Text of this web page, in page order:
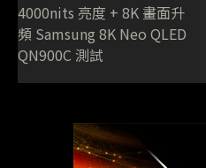
4000nits 亮度 + 8K 畫面升
頻 Samsung 8K Neo QLED
QN900C 測試